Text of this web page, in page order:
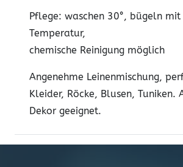
Pflege: waschen 30°, bügeln
Temperatur,
chemische Reinigung möglich
Angenehme Leinenmischung,
Kleider, Röcke, Blusen, Tuniken.
Dekor geeignet.